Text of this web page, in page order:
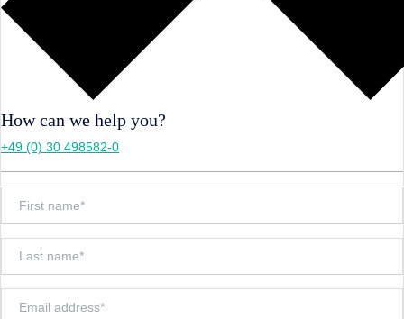
How can we help you?
+49 (0) 30 498582-0